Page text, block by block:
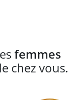
femmes
chez vous.